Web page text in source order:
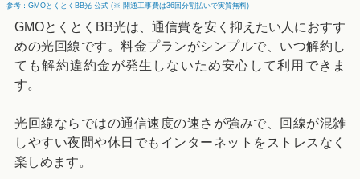
参考：GMOとくとくBB光 公式 (※ 開通工事費は36回分割払いで実質無料)
GMOとくとくBB光は、通信費を安く抑えたい人におすす
めの光回線です。料金プランがシンプルで、いつ解約し
ても解約違約金が発生しないため安心して利用できま
す。
光回線ならではの通信速度の速さが強みで、回線が混雑
しやすい夜間や休日でもインターネットをストレスなく
楽しめます。